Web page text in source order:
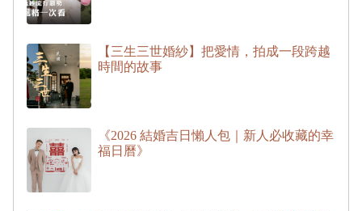
【三生三世婚紗】把愛情，拍成一段跨越
時間的故事
《2026 結婚吉日懶人包｜新人必收藏的幸
福日曆》